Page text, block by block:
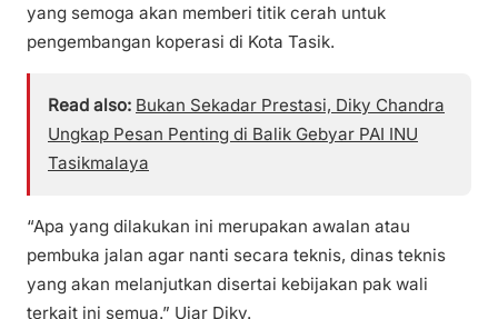
yang semoga akan memberi titik cerah untuk
pengembangan koperasi di Kota Tasik.
Read also: Bukan Sekadar Prestasi, Diky Chandra
Ungkap Pesan Penting di Balik Gebyar PAI INU
Tasikmalaya
“Apa yang dilakukan ini merupakan awalan atau
pembuka jalan agar nanti secara teknis, dinas teknis
yang akan melanjutkan disertai kebijakan pak wali
terkait ini semua.” Ujar Diky.